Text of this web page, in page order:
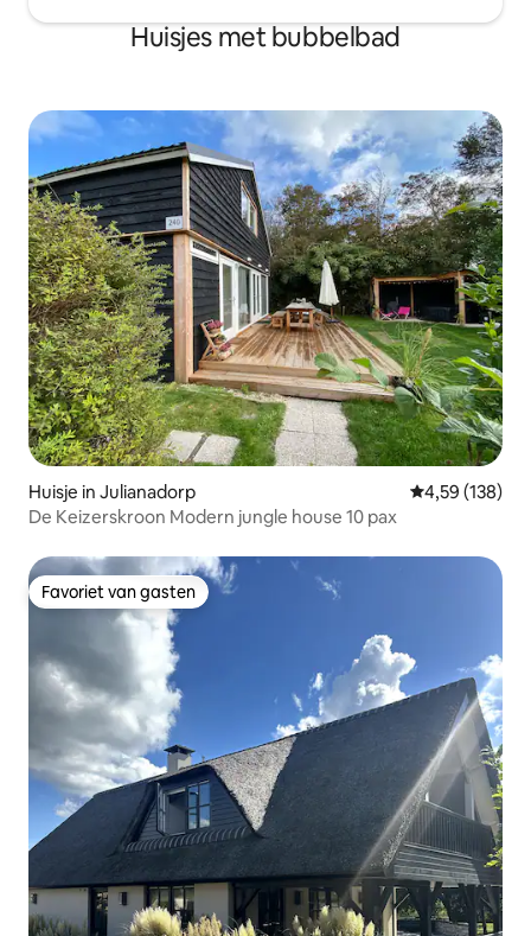
Huisjes met bubbelbad
Huisje in Julianadorp Gemiddelde
4,59 (138)
De Keizerskroon Modern jungle house 10 pax
Favoriet van gasten
Favoriet van gasten